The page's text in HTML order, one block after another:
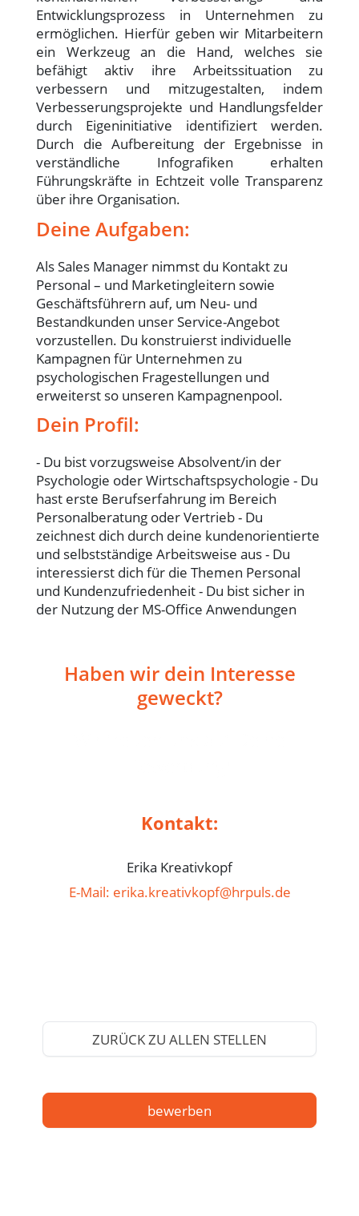
Entwicklungsprozess in Unternehmen zu
ermöglichen. Hierfür geben wir Mitarbeitern
ein Werkzeug an die Hand, welches sie
befähigt aktiv ihre Arbeitssituation zu
verbessern und mitzugestalten, indem
Verbesserungsprojekte und Handlungsfelder
durch Eigeninitiative identifiziert werden.
Durch die Aufbereitung der Ergebnisse in
verständliche Infografiken erhalten
Führungskräfte in Echtzeit volle Transparenz
über ihre Organisation.
Deine Aufgaben:
Als Sales Manager nimmst du Kontakt zu
Personal – und Marketingleitern sowie
Geschäftsführern auf, um Neu- und
Bestandkunden unser Service-Angebot
vorzustellen. Du konstruierst individuelle
Kampagnen für Unternehmen zu
psychologischen Fragestellungen und
erweiterst so unseren Kampagnenpool.
Dein Profil:
- Du bist vorzugsweise Absolvent/in der
Psychologie oder Wirtschaftspsychologie - Du
hast erste Berufserfahrung im Bereich
Personalberatung oder Vertrieb - Du
zeichnest dich durch deine kundenorientierte
und selbstständige Arbeitsweise aus - Du
interessierst dich für die Themen Personal
und Kundenzufriedenheit - Du bist sicher in
der Nutzung der MS-Office Anwendungen
Haben wir dein Interesse
geweckt?
Kontakt:
Erika Kreativkopf
E-Mail: erika.kreativkopf@hrpuls.de
ZURÜCK ZU ALLEN STELLEN
bewerben